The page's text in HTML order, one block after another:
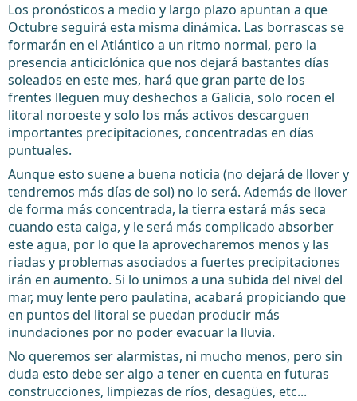
Los pronósticos a medio y largo plazo apuntan a que
Octubre seguirá esta misma dinámica. Las borrascas se
formarán en el Atlántico a un ritmo normal, pero la
presencia anticiclónica que nos dejará bastantes días
soleados en este mes, hará que gran parte de los
frentes lleguen muy deshechos a Galicia, solo rocen el
litoral noroeste y solo los más activos descarguen
importantes precipitaciones, concentradas en días
puntuales.
Aunque esto suene a buena noticia (no dejará de llover y
tendremos más días de sol) no lo será. Además de llover
de forma más concentrada, la tierra estará más seca
cuando esta caiga, y le será más complicado absorber
este agua, por lo que la aprovecharemos menos y las
riadas y problemas asociados a fuertes precipitaciones
irán en aumento. Si lo unimos a una subida del nivel del
mar, muy lente pero paulatina, acabará propiciando que
en puntos del litoral se puedan producir más
inundaciones por no poder evacuar la lluvia.
No queremos ser alarmistas, ni mucho menos, pero sin
duda esto debe ser algo a tener en cuenta en futuras
construcciones, limpiezas de ríos, desagües, etc...